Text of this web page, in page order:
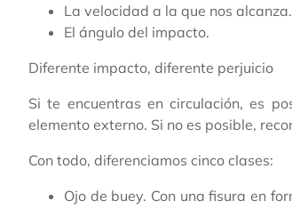
La velocidad a la que nos alcanza.
El ángulo del impacto.
Diferente impacto, diferente perjuicio
Si te encuentras en circulación, es
elemento externo. Si no es posible,
Con todo, diferenciamos cinco clases:
Ojo de buey. Con una fisura en